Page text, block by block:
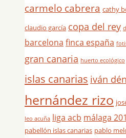
carmelo cabrera cathy
claudio garcía copa del rey
barcelona finca españa
gran canaria huerto ecológico
islas canarias iván
hernández rizo
leo acuña liga acb málaga
pabellón islas canarias pablo